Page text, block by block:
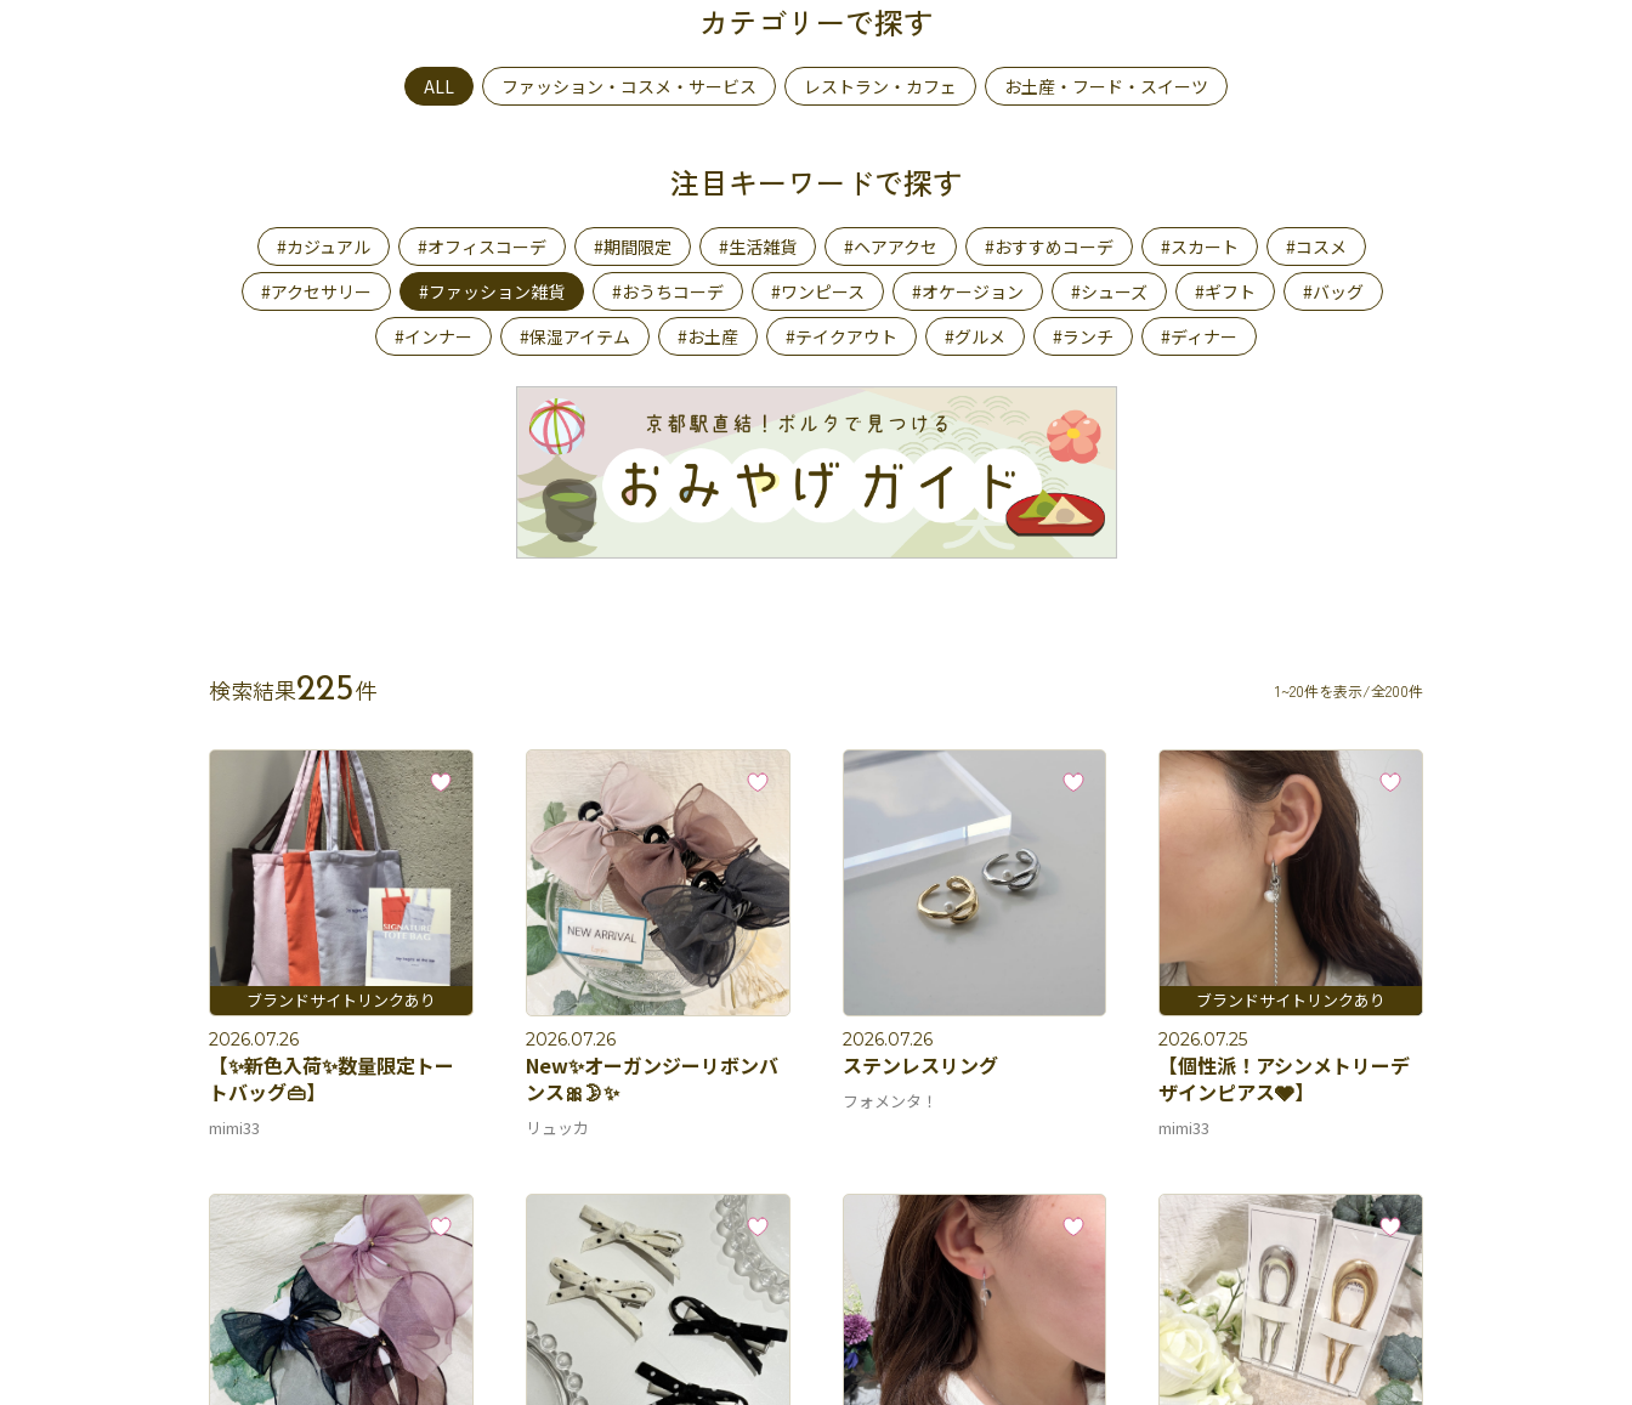
カテゴリーで探す
ALL ファッション・コスメ・サービス レストラン・カフェ お土産・フード・スイーツ
注目キーワードで探す
#カジュアル #オフィスコーデ #期間限定 #生活雑貨 #ヘアアクセ #おすすめコーデ #スカート
#コスメ
#アクセサリー
#ファッション雑貨 #おうちコーデ #ワンピース #オケージョン #シューズ #ギフト
#バッグ
#インナー
#保湿アイテム #お土産 #テイクアウト #グルメ #ランチ #ディナー
検索結果225件 1~20件を表示/全200件
2026.07.26
【✨新色入荷✨数量限定トー
トバッグ👜】
mimi33
2026.07.26
New✨オーガンジーリボンバ
ンス🎀🌛✨
リュッカ
2026.07.26
ステンレスリング
フォメンタ！
2026.07.25
【個性派！アシンメトリーデ
ザインピアス🩶】
mimi33